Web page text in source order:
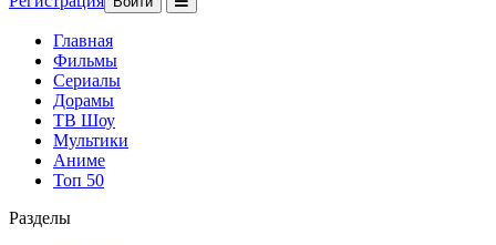
Главная
Фильмы
Сериалы
Дорамы
ТВ Шоу
Мультики
Аниме
Топ 50
Разделы